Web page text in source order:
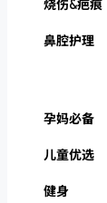
烧伤&疤痕
鼻腔护理
孕妈必备
儿童优选
健身